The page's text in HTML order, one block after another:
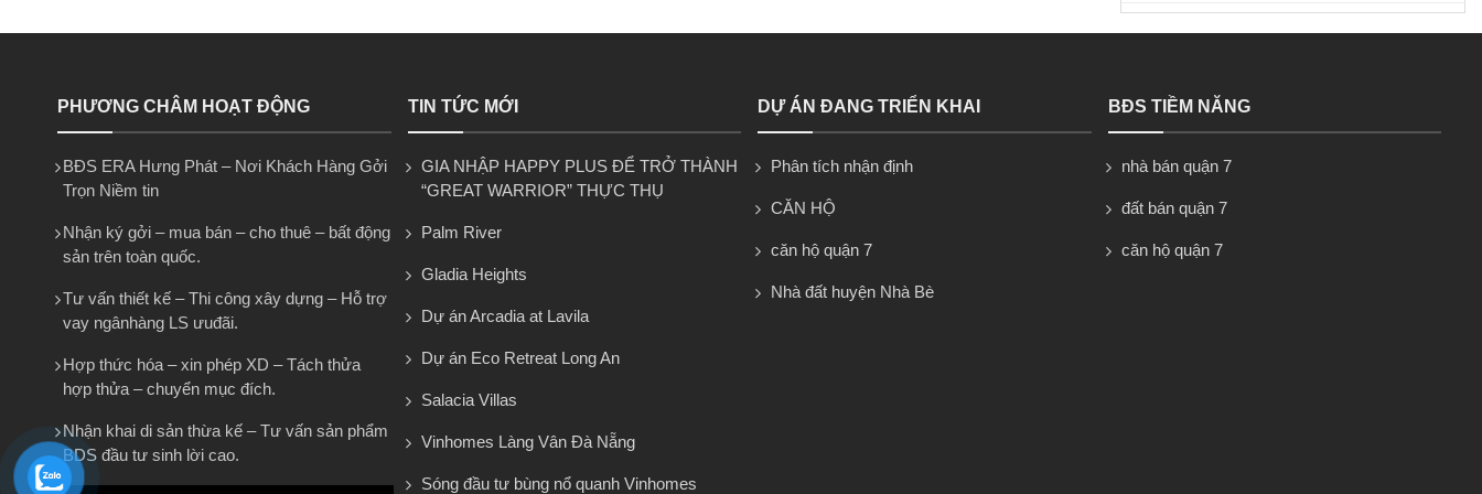
PHƯƠNG CHÂM HOẠT ĐỘNG
BĐS ERA Hưng Phát – Nơi Khách Hàng Gởi
Trọn Niềm tin
Nhận ký gởi – mua bán – cho thuê – bất động
sản trên toàn quốc.
Tư vấn thiết kế – Thi công xây dựng – Hỗ trợ
vay ngânhàng LS ưuđãi.
Hợp thức hóa – xin phép XD – Tách thửa
hợp thửa – chuyển mục đích.
Nhận khai di sản thừa kế – Tư vấn sản phẩm
BDS đầu tư sinh lời cao.
TIN TỨC MỚI
GIA NHẬP HAPPY PLUS ĐỂ TRỞ THÀNH
“GREAT WARRIOR” THỰC THỤ
Palm River
Gladia Heights
Dự án Arcadia at Lavila
Dự án Eco Retreat Long An
Salacia Villas
Vinhomes Làng Vân Đà Nẵng
Sóng đầu tư bùng nổ quanh Vinhomes
DỰ ÁN ĐANG TRIỂN KHAI
Phân tích nhận định
CĂN HỘ
căn hộ quận 7
Nhà đất huyện Nhà Bè
BĐS TIỀM NĂNG
nhà bán quận 7
đất bán quận 7
căn hộ quận 7